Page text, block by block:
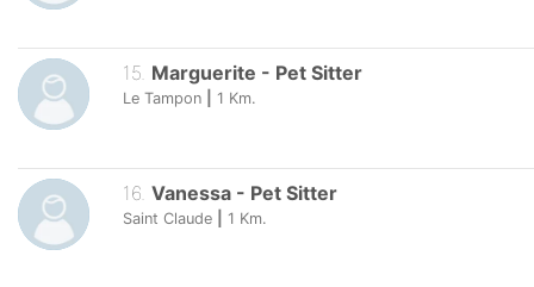
15 Marguerite - Pet Sitter
Le Tampon 1 Km.
16 Vanessa - Pet Sitter
Saint Claude 1 Km.